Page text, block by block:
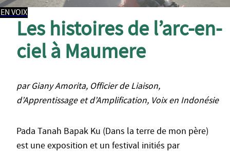
EN VOIX
Les histoires de l’arc-en-
ciel à Maumere
par Giany Amorita, Officier de Liaison,
d’Apprentissage et d’Amplification, Voix en Indonésie
Pada Tanah Bapak Ku (Dans la terre de mon père)
est une exposition et un festival initiés par